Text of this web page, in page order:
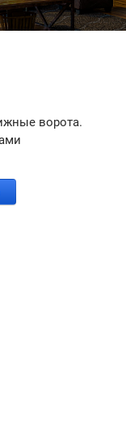
ворота.